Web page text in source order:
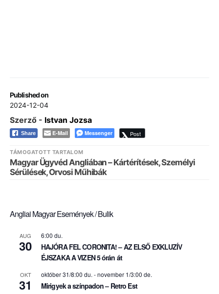
Published on
2024-12-04
Szerző - Istvan Jozsa
Share E-Mail Messenger Post
TÁMOGATOTT TARTALOM
Magyar Ügyvéd Angliában – Kártérítések, Személyi
Sérülések, Orvosi Műhibák
Angliai Magyar Események / Bulik
AUG
30
6:00 du.
HAJÓRA FEL CORONITA! – AZ ELSŐ EXKLUZÍV
ÉJSZAKA A VIZEN 5 órán át
OKT
31
október 31/8:00 du. -november 1/3:00 de.
Mirigyek a színpadon – Retro Est